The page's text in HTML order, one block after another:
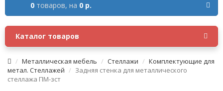
0 товаров, на 0 р.
Каталог товаров
Металлическая мебель Стеллажи
Комплектующие для
метал. Стеллажей
Задняя стенка для металлического
стеллажа ПМ-зст